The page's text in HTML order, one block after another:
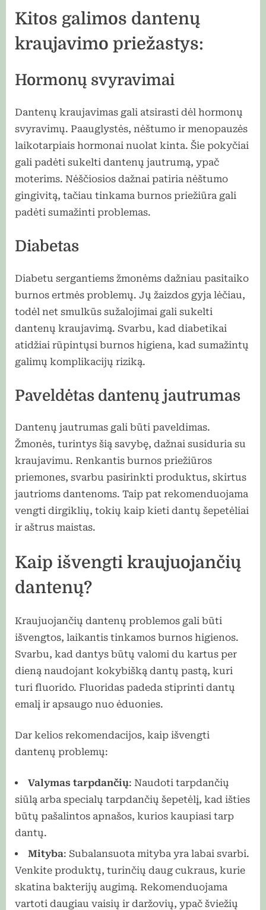
Kitos galimos dantenų
kraujavimo priežastys:
Hormonų svyravimai
Dantenų kraujavimas gali atsirasti dėl hormonų
svyravimų. Paauglystės, nėštumo ir menopauzės
laikotarpiais hormonai nuolat kinta. Šie pokyčiai
gali padėti sukelti dantenų jautrumą, ypač
moterims. Nėščiosios dažnai patiria nėštumo
gingivitą, tačiau tinkama burnos priežiūra gali
padėti sumažinti problemas.
Diabetas
Diabetu sergantiems žmonėms dažniau pasitaiko
burnos ertmės problemų. Jų žaizdos gyja lėčiau,
todėl net smulkūs sužalojimai gali sukelti
dantenų kraujavimą. Svarbu, kad diabetikai
atidžiai rūpintųsi burnos higiena, kad sumažintų
galimų komplikacijų riziką.
Paveldėtas dantenų jautrumas
Dantenų jautrumas gali būti paveldimas.
Žmonės, turintys šią savybę, dažnai susiduria su
kraujavimu. Renkantis burnos priežiūros
priemones, svarbu pasirinkti produktus, skirtus
jautrioms dantenoms. Taip pat rekomenduojama
vengti dirgiklių, tokių kaip kieti dantų šepetėliai
ir aštrus maistas.
Kaip išvengti kraujuojančių
dantenų?
Kraujuojančių dantenų problemos gali būti
išvengtos, laikantis tinkamos burnos higienos.
Svarbu, kad dantys būtų valomi du kartus per
dieną naudojant kokybišką dantų pastą, kuri
turi fluorido. Fluoridas padeda stiprinti dantų
emalį ir apsaugo nuo ėduonies.
Dar kelios rekomendacijos, kaip išvengti
dantenų problemų:
Valymas tarpdančių: Naudoti tarpdančių
siūlą arba specialų tarpdančių šepetėlį, kad išties
būtų pašalintos apnašos, kurios kaupiasi tarp
dantų.
Mityba: Subalansuota mityba yra labai svarbi.
Venkite produktų, turinčių daug cukraus, kurie
skatina bakterijų augimą. Rekomenduojama
vartoti daugiau vaisių ir daržovių, ypač šviežių